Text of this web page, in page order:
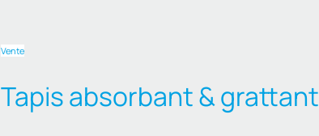
Vente
Tapis absorbant & grattant